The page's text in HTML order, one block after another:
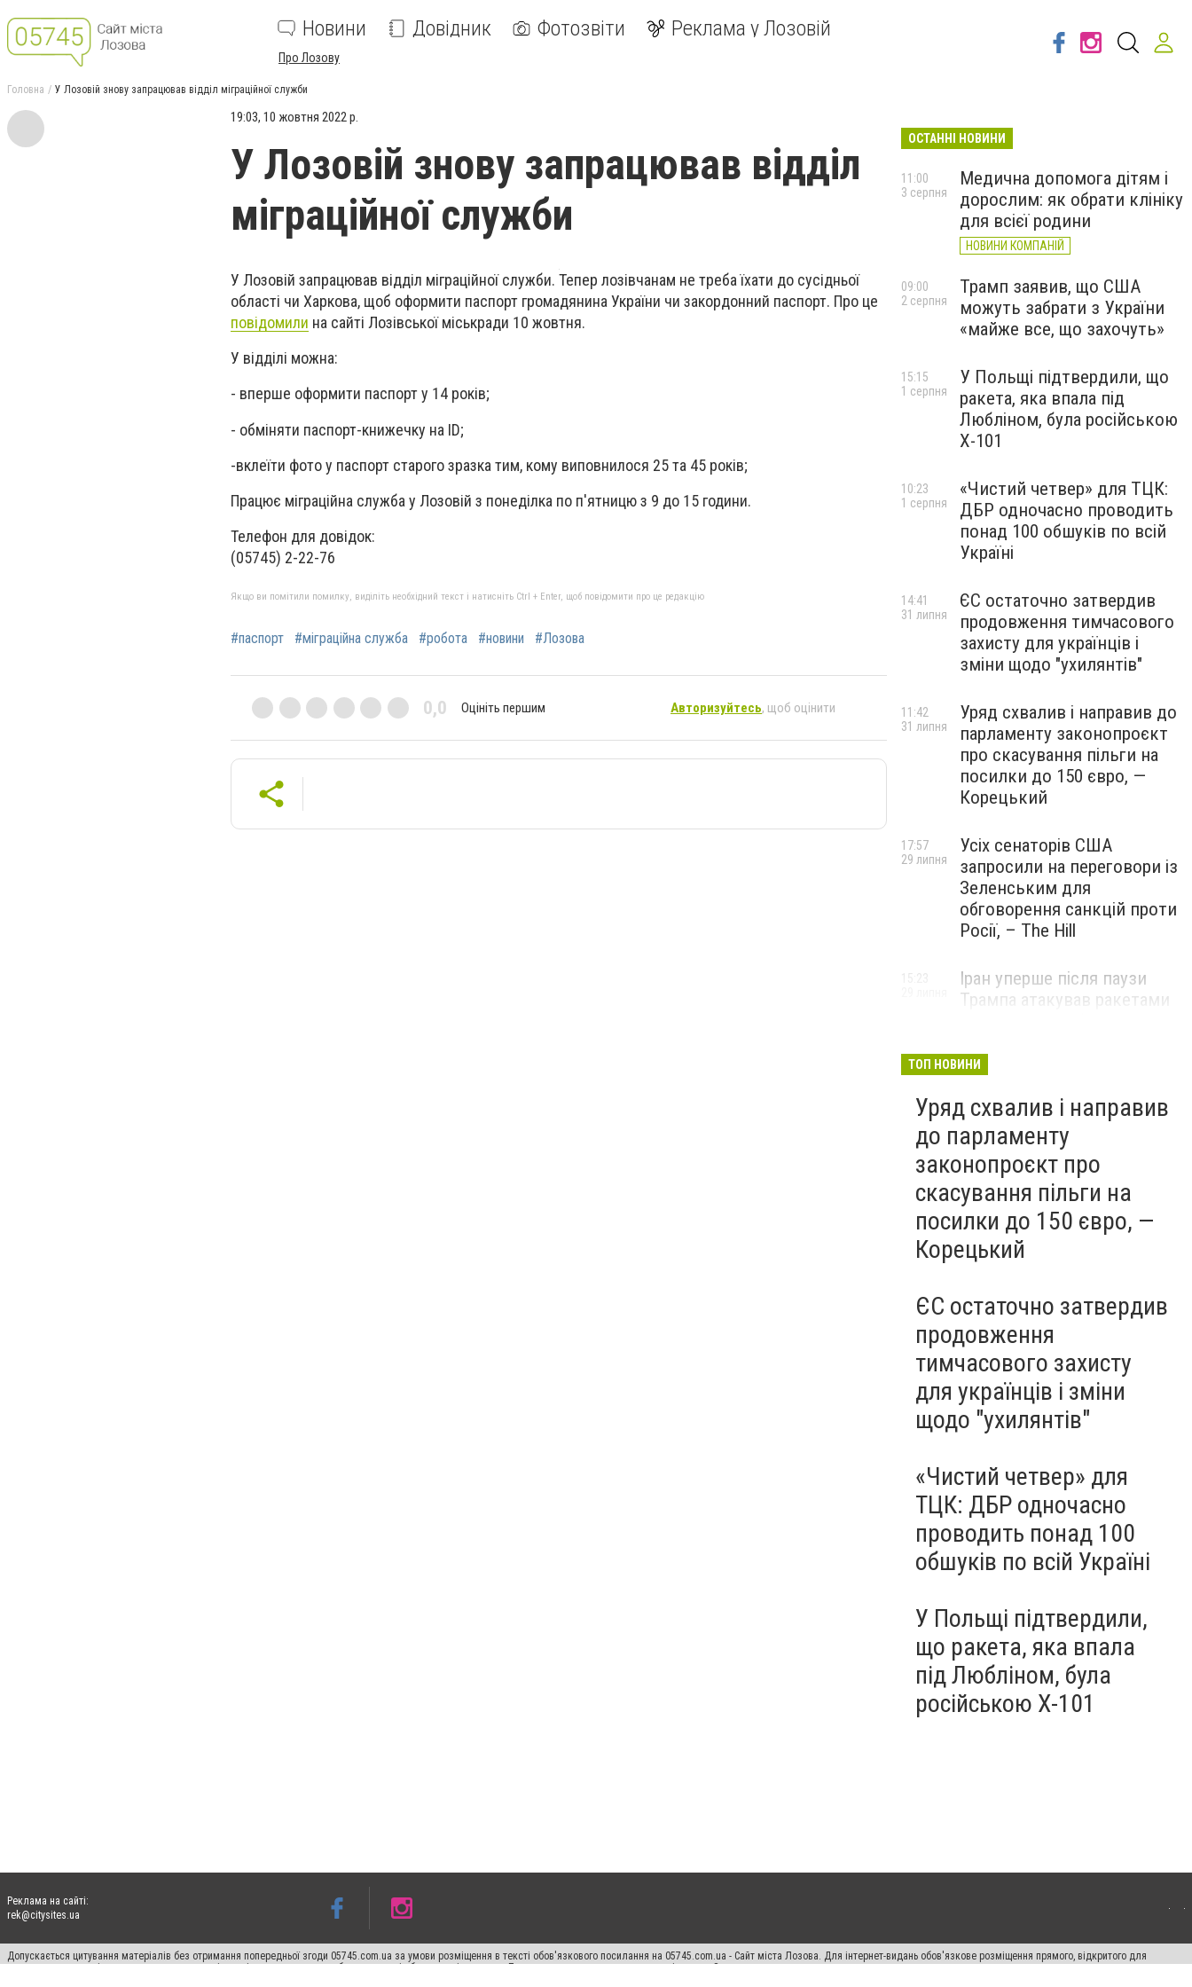
Новини Довідник Фотозвіти Реклама у Лозовій
Про Лозову
Головна У Лозовій знову запрацював відділ міграційної служби
19:03, 10 жовтня 2022 р.
У Лозовій знову запрацював відділ
міграційної служби
У Лозовій запрацював відділ міграційної служби. Тепер лозівчанам не треба їхати до сусідньої
області чи Харкова, щоб оформити паспорт громадянина України чи закордонний паспорт. Про це
повідомили на сайті Лозівської міськради 10 жовтня.
У відділі можна:
- вперше оформити паспорт у 14 років;
- обміняти паспорт-книжечку на ID;
-вклеїти фото у паспорт старого зразка тим, кому виповнилося 25 та 45 років;
Працює міграційна служба у Лозовій з понеділка по п'ятницю з 9 до 15 години.
Телефон для довідок:
(05745) 2-22-76
Якщо ви помітили помилку, виділіть необхідний текст і натисніть Ctrl + Enter, щоб повідомити про це редакцію
#паспорт #міграційна служба #робота #новини #Лозова
0,0 Оцініть першим Авторизуйтесь, щоб оцінити
ОСТАННІ НОВИНИ
Медична допомога дітям і
дорослим: як обрати клініку
для всієї родини
НОВИНИ КОМПАНІЙ
11:00
3 серпня
Трамп заявив, що США
можуть забрати з України
«майже все, що захочуть»
09:00
2 серпня
У Польщі підтвердили, що
ракета, яка впала під
Любліном, була російською
Х-101
15:15
1 серпня
«Чистий четвер» для ТЦК:
ДБР одночасно проводить
понад 100 обшуків по всій
Україні
10:23
1 серпня
ЄС остаточно затвердив
продовження тимчасового
захисту для українців і
зміни щодо "ухилянтів"
14:41
31 липня
Уряд схвалив і направив до
парламенту законопроєкт
про скасування пільги на
посилки до 150 євро, —
Корецький
11:42
31 липня
Усіх сенаторів США
запросили на переговори із
Зеленським для
обговорення санкцій проти
Росії, – The Hill
17:57
29 липня
Іран уперше після паузи
Трампа атакував ракетами
15:23
ТОП НОВИНИ
Уряд схвалив і направив
до парламенту
законопроєкт про
скасування пільги на
посилки до 150 євро, —
Корецький
ЄС остаточно затвердив
продовження
тимчасового захисту
для українців і зміни
щодо "ухилянтів"
«Чистий четвер» для
ТЦК: ДБР одночасно
проводить понад 100
обшуків по всій Україні
У Польщі підтвердили,
що ракета, яка впала
під Любліном, була
російською Х-101
Реклама на сайті:
rek@citysites.ua
Допускається цитування матеріалів без отримання попередньої згоди 05745.com.ua за умови розміщення в тексті обов'язкового посилання на 05745.com.ua - Сайт міста Лозова. Для інтернет-видань обов'язкове розміщення прямого, відкритого для
пошукових систем гіперпосилання на цитовані статті не нижче другого абзацу в тексті або в якості джерела. Порушення виняткових прав переслідується Законом.